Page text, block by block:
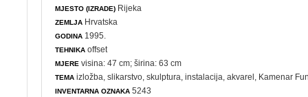
MJESTO (IZRADE) Rijeka
ZEMLJA Hrvatska
GODINA 1995.
TEHNIKA offset
MJERE visina: 47 cm; širina: 63 cm
TEMA izložba ,slikarstvo ,skulptura ,instalacija ,akvarel Kamenar
INVENTARNA OZNAKA 5243